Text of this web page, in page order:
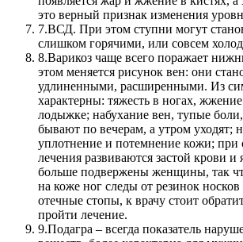
это верный признак изменения
7.ВСД. При этом ступни могут
слишком горячими, или совсем
8.Варикоз чаще всего поражает
этом меняется рисунок вен: они
удлиненными, расширенными. Из
характерны: тяжесть в ногах,
лодыжке; набухание вен, тупые
бывают по вечерам, а утром уходят;
уплотнение и потемнение кожи; при
лечения развиваются застой крови и
больше подвержены женщины, так
на коже ног следы от резинок носков
отечные стопы, к врачу стоит
пройти лечение.
9.Подагра – всегда показатель